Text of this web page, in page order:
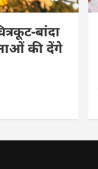
बांदा
की देंगे